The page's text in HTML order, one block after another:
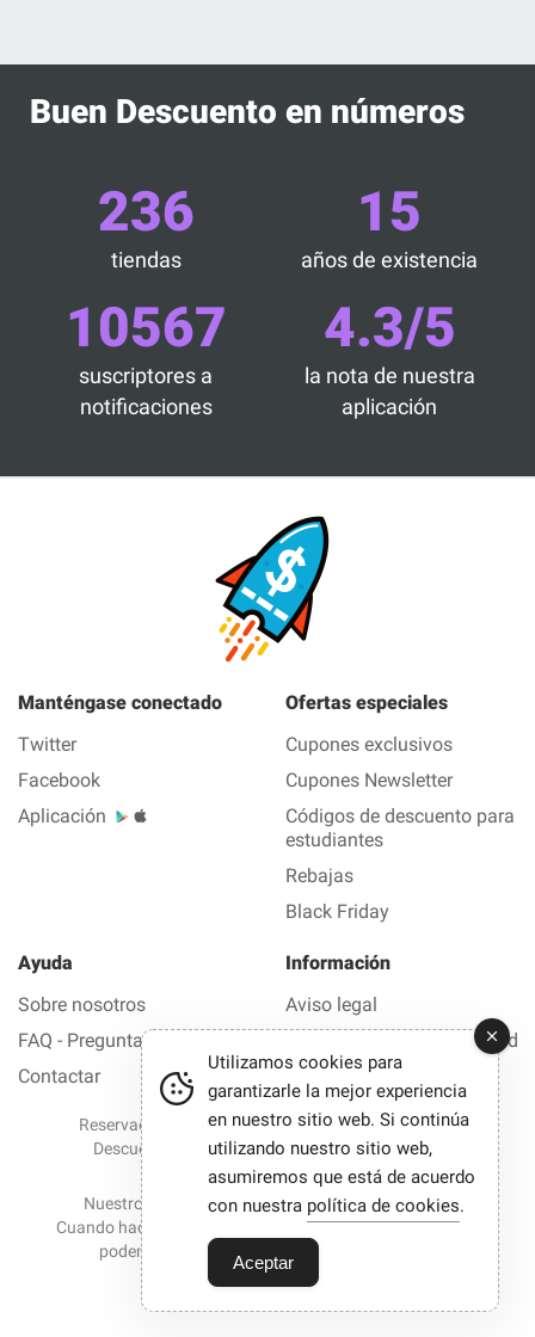
Buen Descuento en números
236
tiendas
15
años de existencia
10567
suscriptores a
notificaciones
4.3/5
la nota de nuestra
aplicación
Manténgase conectado
Twitter
Facebook
Aplicación
Ofertas especiales
Cupones exclusivos
Cupones Newsletter
Códigos de descuento para
estudiantes
Rebajas
Black Friday
Ayuda
Sobre nosotros
FAQ - Preguntas frecuentes
Contactar
Información
Aviso legal
Política de confidencialidad
Reservados todos los derechos © 2012-2026 Buen
Descuento — Todas las ofertas y los códigos de
descuento en 1 clic
Nuestro sitio participa en programas de afiliación.
Cuando hace clic en ciertos enlaces y realiza una compra,
podemos percibir en ocasiones una comisión.
Utilizamos cookies para
garantizarle la mejor experiencia
en nuestro sitio web. Si continúa
utilizando nuestro sitio web,
asumiremos que está de acuerdo
con nuestra política de cookies.
Aceptar